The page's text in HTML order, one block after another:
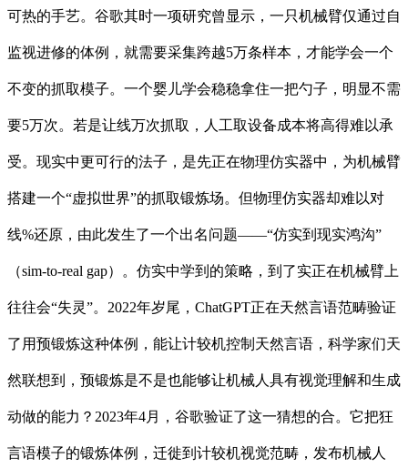
可热的手艺。谷歌其时一项研究曾显示，一只机械臂仅通过自
监视进修的体例，就需要采集跨越5万条样本，才能学会一个
不变的抓取模子。一个婴儿学会稳稳拿住一把勺子，明显不需
要5万次。若是让线万次抓取，人工取设备成本将高得难以承
受。现实中更可行的法子，是先正在物理仿实器中，为机械臂
搭建一个“虚拟世界”的抓取锻炼场。但物理仿实器却难以对
线%还原，由此发生了一个出名问题——“仿实到现实鸿沟”
（sim-to-real gap）。仿实中学到的策略，到了实正在机械臂上
往往会“失灵”。2022年岁尾，ChatGPT正在天然言语范畴验证
了用预锻炼这种体例，能让计较机控制天然言语，科学家们天
然联想到，预锻炼是不是也能够让机械人具有视觉理解和生成
动做的能力？2023年4月，谷歌验证了这一猜想的合。它把狂
言语模子的锻炼体例，迁徙到计较机视觉范畴，发布机械人